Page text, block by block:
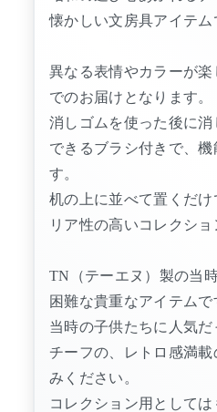
懐かしい文房具アイテム
異なる表情やカラーが楽
でのお届けとなります。
消しゴムを使った後に
できるブラシ付きで、機
す。
机の上に並べて置くだ
リア性の高いコレクショ
TN（テーエヌ）製の当
困難な貴重なアイテムで
当時の子供たちに人気
チーフの、レトロ感満
みください。
コレクション用として